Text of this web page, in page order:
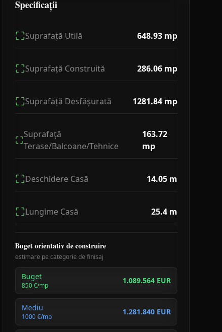
Specificații
Suprafață Utilă 648.93mp
Suprafață Construită 286.06mp
Suprafață Desfășurată 1281.84mp
Suprafață
Terase/Balcoane/Tehnice
163.72
mp
Deschidere Casă 14.05m
Lungime Casă 25.4m
Buget orientativ de construire
estimare pe categorie de finisaj
Buget
850€/mp
1.089.564 EUR
Mediu
1000€/mp
1.281.840 EUR